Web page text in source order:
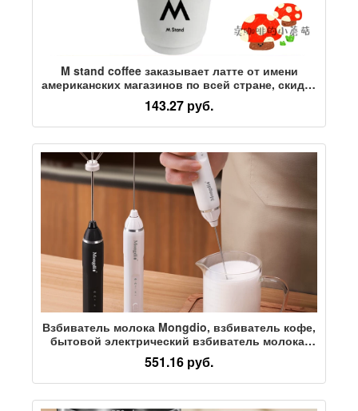
M stand coffee заказывает латте от имени
американских магазинов по всей стране, скидка
40% на доставку от имени заказов, m stand
coffee от имени заказов
143.27 руб.
Взбиватель молока Mongdio, взбиватель кофе,
бытовой электрический взбиватель молока,
молочный блендер, ручной венчик
551.16 руб.